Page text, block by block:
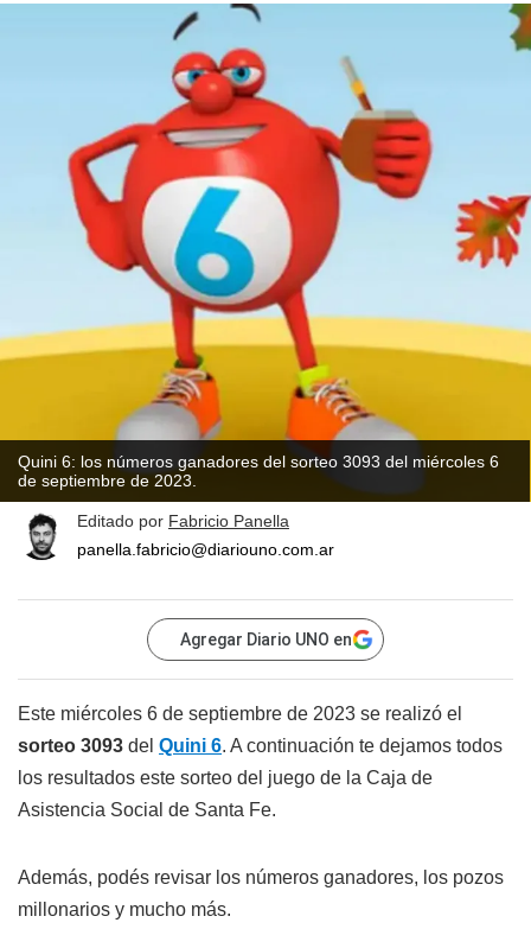
Quini 6: los números ganadores del sorteo 3093 del miércoles 6
de septiembre de 2023.
Editado por Fabricio Panella
panella.fabricio@diariouno.com.ar
Agregar Diario UNO en
Este miércoles 6 de septiembre de 2023 se realizó el
sorteo 3093 del Quini 6. A continuación te dejamos todos
los resultados este sorteo del juego de la Caja de
Asistencia Social de Santa Fe.
Además, podés revisar los números ganadores, los pozos
millonarios y mucho más.